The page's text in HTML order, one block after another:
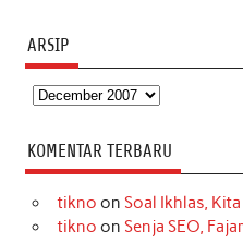
ARSIP
Arsip
KOMENTAR TERBARU
tikno on Soal Ikhlas,
tikno on Senja SEO,